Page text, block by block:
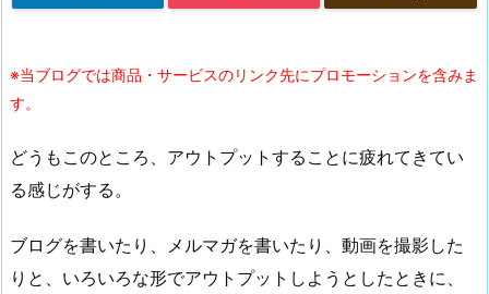
※当ブログでは商品・サービスのリンク先にプロモーションを含みま
す。
どうもこのところ、アウトプットすることに疲れてきてい
る感じがする。
ブログを書いたり、メルマガを書いたり、動画を撮影した
りと、いろいろな形でアウトプットしようとしたときに、